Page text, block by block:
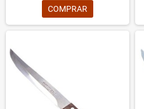
COMPRAR